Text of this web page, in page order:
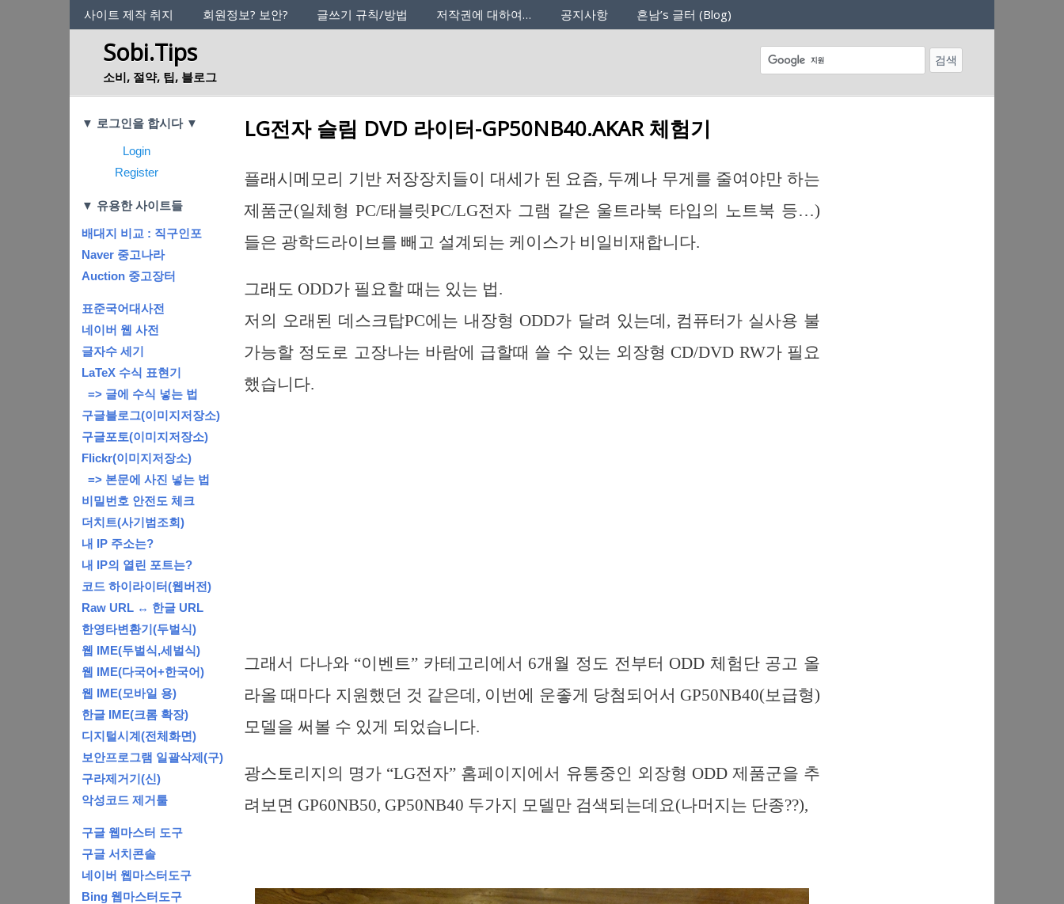
사이트의 정체성
사이트 제작 취지 회원정보? 보안? 글쓰기 규칙/방법 저작권에 대하여… 공지사항 흔남’s 글터 (Blog)
Sobi.Tips
소비, 절약, 팁, 블로그
Categories
LG전자 슬림 DVD 라이터-GP50NB40.AKAR 체험기
플래시메모리 기반 저장장치들이 대세가 된 요즘, 두께나 무게를 줄여야만 하는
제품군(일체형 PC/태블릿PC/LG전자 그램 같은 울트라북 타입의 노트북 등…)
들은 광학드라이브를 빼고 설계되는 케이스가 비일비재합니다.
그래도 ODD가 필요할 때는 있는 법.
저의 오래된 데스크탑PC에는 내장형 ODD가 달려 있는데, 컴퓨터가 실사용 불
가능할 정도로 고장나는 바람에 급할때 쓸 수 있는 외장형 CD/DVD RW가 필요
했습니다.
그래서 다나와 “이벤트” 카테고리에서 6개월 정도 전부터 ODD 체험단 공고 올
라올 때마다 지원했던 것 같은데, 이번에 운좋게 당첨되어서 GP50NB40(보급형)
모델을 써볼 수 있게 되었습니다.
광스토리지의 명가 “LG전자” 홈페이지에서 유통중인 외장형 ODD 제품군을 추
려보면 GP60NB50, GP50NB40 두가지 모델만 검색되는데요(나머지는 단종??),
▼ 로그인을 합시다 ▼
Login
Register
▼ 유용한 사이트들
배대지 비교 : 직구인포
Naver 중고나라
Auction 중고장터
표준국어대사전
네이버 웹 사전
글자수 세기
LaTeX 수식 표현기
=> 글에 수식 넣는 법
구글블로그(이미지저장소)
구글포토(이미지저장소)
Flickr(이미지저장소)
=> 본문에 사진 넣는 법
비밀번호 안전도 체크
더치트(사기범조회)
내 IP 주소는?
내 IP의 열린 포트는?
코드 하이라이터(웹버전)
Raw URL ↔ 한글 URL
한영타변환기(두벌식)
웹 IME(두벌식,세벌식)
웹 IME(다국어+한국어)
웹 IME(모바일 용)
한글 IME(크롬 확장)
디지털시계(전체화면)
보안프로그램 일괄삭제(구)
구라제거기(신)
악성코드 제거툴
구글 웹마스터 도구
구글 서치콘솔
네이버 웹마스터도구
Bing 웹마스터도구